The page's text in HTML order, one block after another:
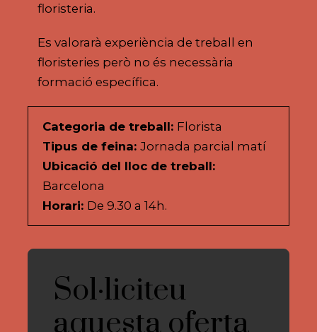
floristeria.
Es valorarà experiència de treball en
floristeries però no és necessària
formació específica.
Categoria de treball: Florista
Tipus de feina: Jornada parcial matí
Ubicació del lloc de treball:
Barcelona
Horari: De 9.30 a 14h.
Sol·liciteu
aquesta oferta